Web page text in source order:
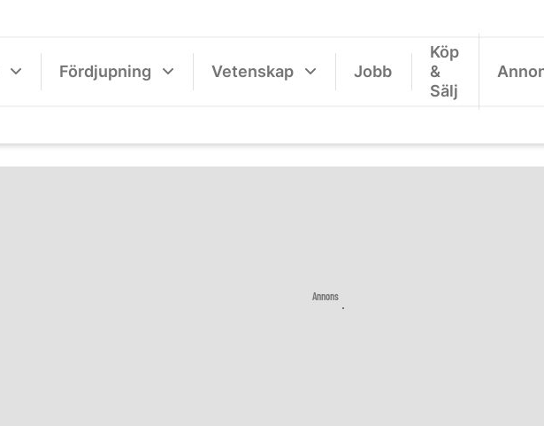
Fördjupning Vetenskap Jobb
Köp
&
Sälj
Annons